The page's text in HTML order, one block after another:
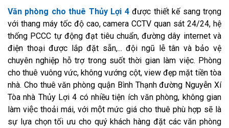
Văn phòng cho thuê Thủy Lợi 4được thiết kế sang trọng
với thang máy tốc độ cao, camera CCTV quan sát 24/24, hệ
thống PCCC tự động đạt tiêu chuẩn, đường dây internet và
điện thoại được lắp đặt sẵn,... đội ngũ lễ tân và bảo vệ
chuyên nghiệp hỗ trợ trong suốt thời gian làm việc. Phòng
cho thuê vuông vức, không vướng cột, view đẹp mặt tiền tòa
nhà. Cho thuê văn phòng quận Bình Thạnh đường Nguyễn Xí
Tòa nhà Thủy Lợi 4 có nhiều tiện ích văn phòng, không gian
làm việc thoải mái, với một mức giá cho thuê phù hợp sẽ là
sự lựa chọn tối ưu cho quý khách hàng đặt các văn phòng